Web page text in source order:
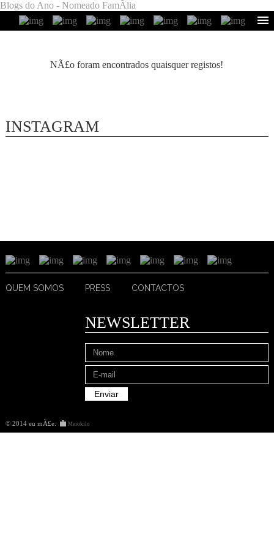
Blogs do Ano - Nomeado FamÃ­lia
NÃ£o foram encontrados quaisquer registos!
INSTAGRAM
QUEM SOMOS PRESS CONTACTOS
NEWSLETTER
© 2014 eu mÃ£e. Meiokilo